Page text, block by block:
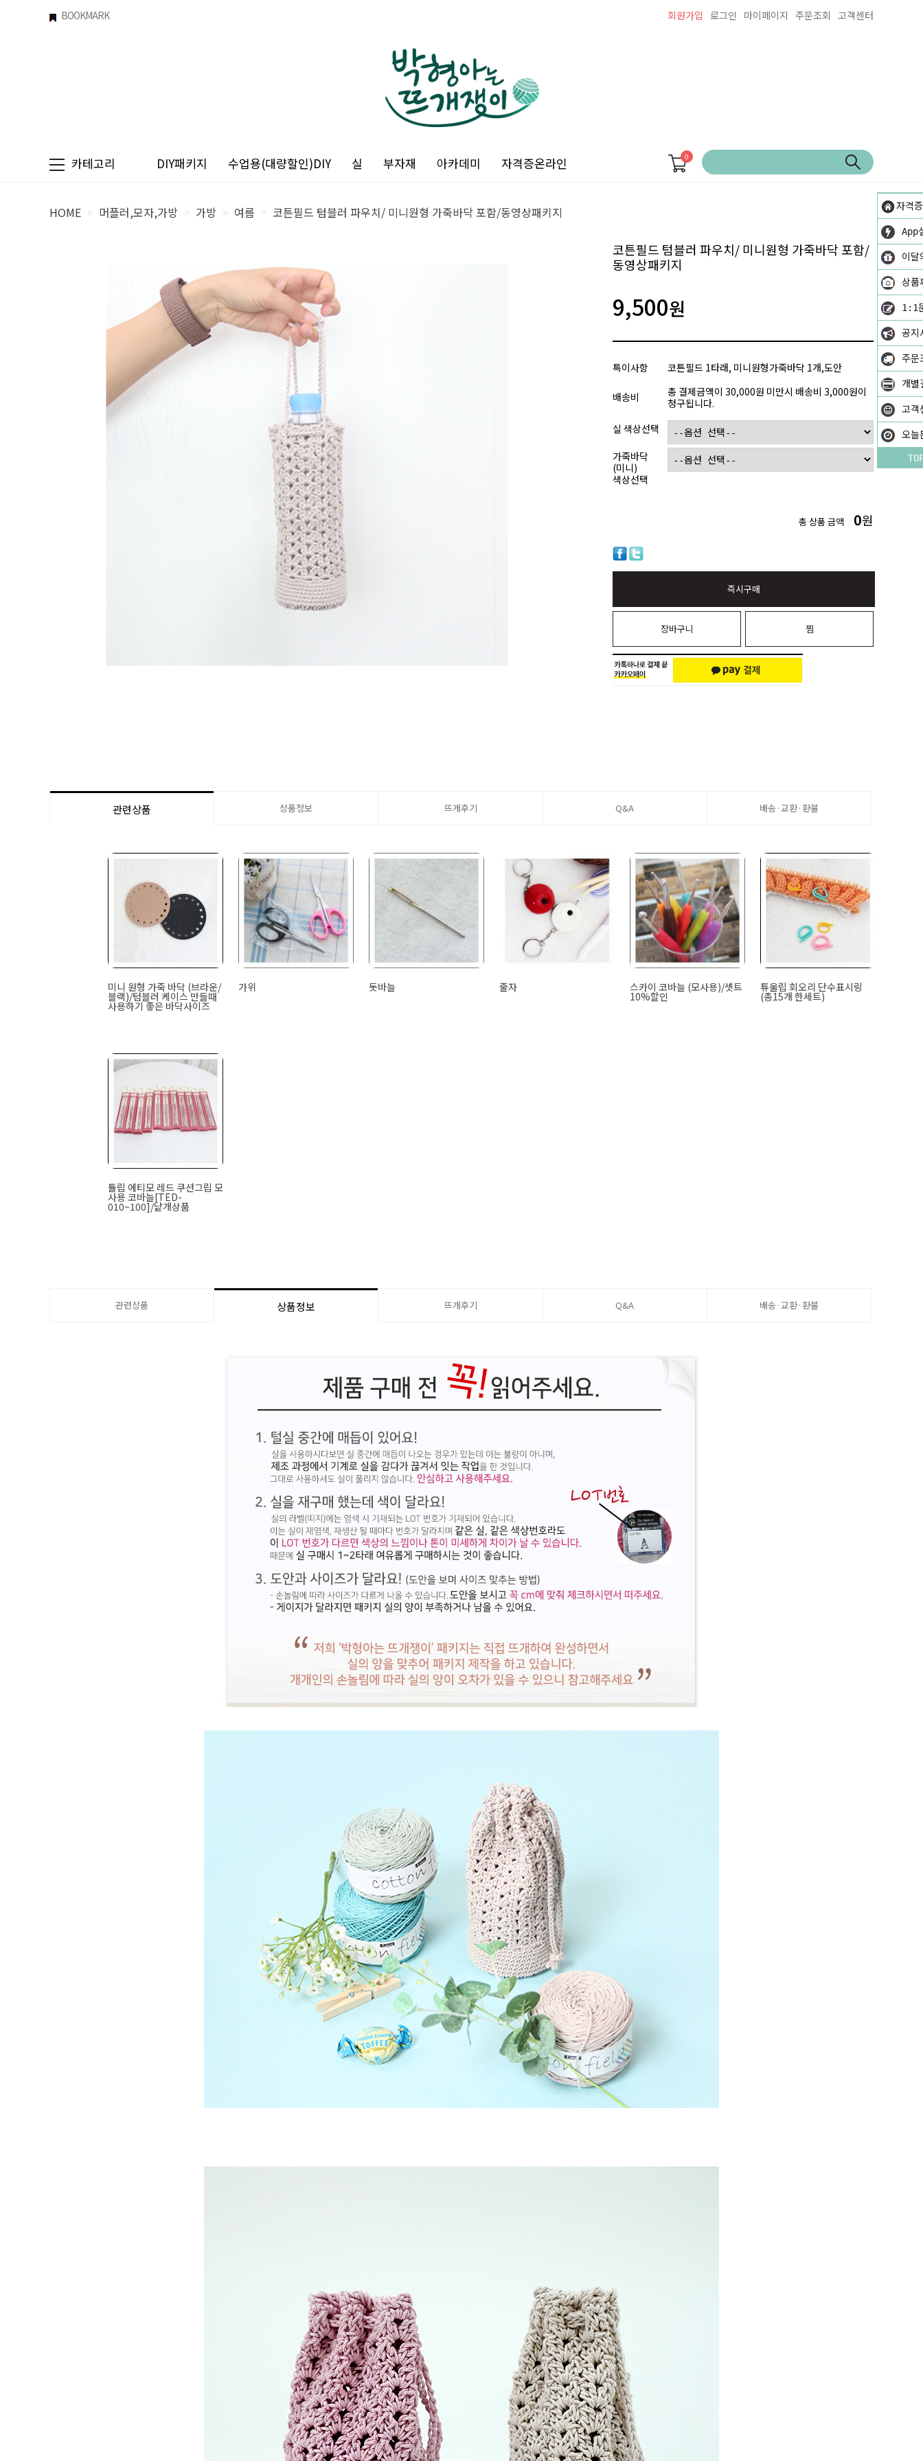
자격
App
이달
상품
1:1
공지
주문
개별
고객
오늘
BOOKMARK 회원가입 로그인 마이페이지 주문조회 고객센터
카테고리 DIY패키지 수업용(대량할인)DIY 실 부자재 아카데미 자격증온라인 0
HOME > 머플러,모자,가방 > 가방 > 여름 > 코튼필드 텀블러 파우치/ 미니원형 가죽바닥 포함/동영상패키지
코튼필드 텀블러 파우치/ 미니원형 가죽바닥 포함/
동영상패키지
9,500원
특이사항 코튼필드 1타래, 미니원형가죽바닥 1개,도안
배송비
총 결제금액이 30,000원 미만시 배송비 3,000원이
청구됩니다.
실 색상선택
가죽바닥
(미니)
색상선택
총 상품 금액 0원
즉시구매
장바구니 찜
관련상품 상품정보 뜨개후기 Q&A 배송·교환·환불
미니 원형 가죽 바닥 (브라운/
블랙)/텀블러 케이스 만들때
사용하기 좋은 바닥사이즈
가위 돗바늘 줄자 스카이 코바늘 (모사용)/셋트
10%할인
튜울립 회오리 단수표시링
(총15개 한세트)
튤립 에티모 레드 쿠션그립 모
사용 코바늘[TED-
010~100]/낱개상품
관련상품 상품정보 뜨개후기 Q&A 배송·교환·환불